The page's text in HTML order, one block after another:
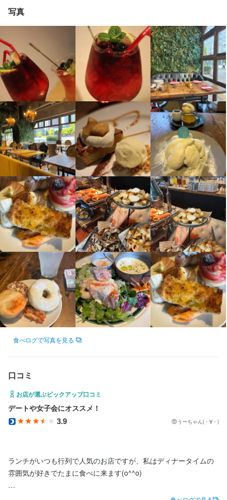
「見た目・味ともにハイクオリティなメニュー」をお客様に提供
し、「美味しく幸せな時間」を過ごしていただくことを大切にし
ています。そのために、メンバーからの意見をどんどん取り入れ
ています！あなたのアイデアもぜひ聞かせてください◎
＜公休9日に加えて休日休暇が14日あり、年間122日休み＞の環境
素敵な方と出会いたい、元社員の方がまた戻りたいと思ってくれ
るよう、ここ1～2年で整備しました。お客様に素敵な時間を提供
するためにお身体を大切にしてほしいという想いがあります。
写真
食べログで写真を見る
口コミ
お店が選ぶピックアップ口コミ
デートや女子会にオススメ！
3.9 うーちゃん(・∀・)
ランチがいつも行列で人気のお店ですが、私はディナータイムの
雰囲気が好きでたまに食べに来ます(o^^o)
はじめての職場は不安が大きいと思いますが、経験とスキルに応
じて丁寧に教えていきます。
⏩オープニング続々あり！
全国100店舗展開に向けて成長を続ける当社。
たくさんのポジションが続々と生まれ、キャリアアップの機会が
大変豊富です。
今後は主力業態をキープしながら、マーケットに合わせて次世代
業態も開発し続けていきます。
・新しいことにチャレンジできる
・やってみたい業態を提案できる　など
スタッフが成長できる環境づくりに取り組んでいます。
この仕事のおすすめポイント
⏩️業界常識を覆す働き方！
業界常識を覆す働き方！
月9日休み・年間126〜130日休みの職場。
多くのスタッフが仕事とプライベートを両立させています。
休日数が多い分、オンオフしっかり切り替えて休みの日はしっか
り身体を休めてください！
⏩️評価制度を活用してキャリアアップできる！
年に2回、昇格のチャンスがあります。
役職それぞれに求められる行動項目が設定されており、上役職の
か、何を求められているかを
⏩️チャレンジできる風土
お客様にもっと喜んでいただく為に、自分のアイデアを提案でき
力の向上につながります。
また、年に1～3店舗の継続した出店もありますので、既存店舗や
はじめての職場は不安が大きいと思いますが、経験とスキルに応
じて丁寧に教えていきます。
⏩オープニング続々あり！
全国100店舗展開に向けて成長を続ける当社。
たくさんのポジションが続々と生まれ、キャリアアップの機会が
大変豊富です。
今後は主力業態をキープしながら、マーケットに合わせて次世代
業態も開発し続けていきます。
・新しいことにチャレンジできる
・やってみたい業態を提案できる　など
スタッフが成長できる環境づくりに取り組んでいます。
この仕事のおすすめポイント
⏩️業界常識を覆す働き方！
業界常識を覆す働き方！
月9日休み・年間126〜130日休みの職場。
多くのスタッフが仕事とプライベートを両立させています。
休日数が多い分、オンオフしっかり切り替えて休みの日はしっか
り身体を休めてください！
⏩️評価制度を活用してキャリアアップできる！
年に2回、昇格のチャンスがあります。
役職それぞれに求められる行動項目が設定されており、上役職の
か、何を求められているかを
⏩️チャレンジできる風土
お客様にもっと喜んでいただく為に、自分のアイデアを提案でき
力の向上につながります。
また、年に1～3店舗の継続した出店もありますので、既存店舗や
⏩オープニング続々あり！
全国100店舗展開に向けて成長を続ける当社。
たくさんのポジションが続々と生まれ、キャリアアップの機会が
大変豊富です。
今後は主力業態をキープしながら、マーケットに合わせて次世代
業態も開発し続けていきます。
・新しいことにチャレンジできる
・やってみたい業態を提案できる　など
スタッフが成長できる環境づくりに取り組んでいます。
この仕事のおすすめポイント
⏩️業界常識を覆す働き方！
業界常識を覆す働き方！
月9日休み・年間126〜130日休みの職場。
多くのスタッフが仕事とプライベートを両立させています。
休日数が多い分、オンオフしっかり切り替えて休みの日はしっか
り身体を休めてください！
⏩️評価制度を活用してキャリアアップできる！
年に2回、昇格のチャンスがあります。
役職それぞれに求められる行動項目が設定されており、上役職の
行動項目をできるように
上司と定期的に1on1面談を行なうことで、自分が何ができている
お客様にもっと喜んでいただく為に、自分のアイデアを提案でき
る環境です！
店舗運営に大きく関わっていけますので、それがマネジメント能
新規店舗への異動にも
⏩オープニング続々あり！
全国100店舗展開に向けて成長を続ける当社。
たくさんのポジションが続々と生まれ、キャリアアップの機会が
大変豊富です。
今後は主力業態をキープしながら、マーケットに合わせて次世代
業態も開発し続けていきます。
・新しいことにチャレンジできる
・やってみたい業態を提案できる　など
スタッフが成長できる環境づくりに取り組んでいます。
この仕事のおすすめポイント
⏩️業界常識を覆す働き方！
業界常識を覆す働き方！
月9日休み・年間126〜130日休みの職場。
多くのスタッフが仕事とプライベートを両立させています。
休日数が多い分、オンオフしっかり切り替えて休みの日はしっか
り身体を休めてください！
⏩️評価制度を活用してキャリアアップできる！
年に2回、昇格のチャンスがあります。
役職それぞれに求められる行動項目が設定されており、上役職の
行動項目をできるように
上司と定期的に1on1面談を行なうことで、自分が何ができている
お客様にもっと喜んでいただく為に、自分のアイデアを提案でき
る環境です！
店舗運営に大きく関わっていけますので、それがマネジメント能
新規店舗への異動にも
・新しいことにチャレンジできる
・やってみたい業態を提案できる　など
スタッフが成長できる環境づくりに取り組んでいます。
店名
茶屋町 ファクトリーカフェ
勤務地
大阪府大阪市北区芝田1-7-2 阪急かっぱ横丁
連絡先
0806-145-1561
法人名・事業者名
株式会社オペレーションファクトリー
最終更新日2025/08/03
・やってみたい業態を提案できる　など
スタッフが成長できる環境づくりに取り組んでいます。
身に付くスキル
包丁さばき ピザ生地づくり・窯焼き 盛り付け技術 製菓技術
カクテル技法
ワインの知識
肉の知識 魚の知識 チーズの知識
食器の知識
サービスマナー
テーブルマナー
メニュー開発
仕入れ・食材の目利き
茶屋町 ファクトリーカフェ
勤務地
大阪府大阪市北区芝田1-7-2 阪急かっぱ横丁
連絡先
0806-145-1561
法人名・事業者名
株式会社オペレーションファクトリー
最終更新日2025/08/03